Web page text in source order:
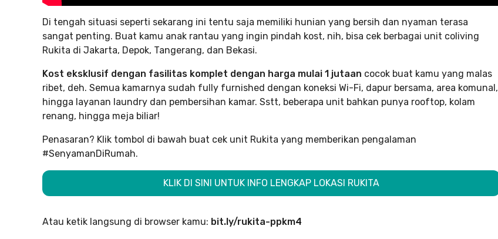
Di tengah situasi seperti sekarang ini tentu saja memiliki hunian yang bersih dan nyaman terasa
sangat penting. Buat kamu anak rantau yang ingin pindah kost, nih, bisa cek berbagai unit coliving
Rukita di Jakarta, Depok, Tangerang, dan Bekasi.
Kost eksklusif dengan fasilitas komplet dengan harga mulai 1 jutaan cocok buat kamu yang malas
ribet, deh. Semua kamarnya sudah fully furnished dengan koneksi Wi-Fi, dapur bersama, area komunal,
hingga layanan laundry dan pembersihan kamar. Sstt, beberapa unit bahkan punya rooftop, kolam
renang, hingga meja biliar!
Penasaran? Klik tombol di bawah buat cek unit Rukita yang memberikan pengalaman
#SenyamanDiRumah.
KLIK DI SINI UNTUK INFO LENGKAP LOKASI RUKITA
Atau ketik langsung di browser kamu: bit.ly/rukita-ppkm4